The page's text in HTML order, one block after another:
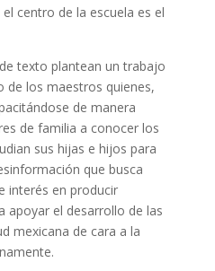
centro de la escuela es el
texto plantean un trabajo
de los maestros quienes,
de manera
de familia a conocer los
sus hijas e hijos para
que busca
interés en producir
apoyar el desarrollo de las
mexicana de cara a la